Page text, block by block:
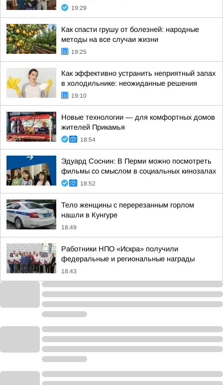
19:29
Как спасти грушу от болезней: народные
методы на все случаи жизни
19:25
Как эффективно устранить неприятный запах
в холодильнике: неожиданные решения
19:10
Новые технологии — для комфортных домов
жителей Прикамья
18:54
Эдуард Соснин: В Перми можно посмотреть
фильмы со смыслом в социальных кинозалах
18:52
Тело женщины с перерезанным горлом
нашли в Кунгуре
18:49
Работники НПО «Искра» получили
федеральные и региональные награды
18:43